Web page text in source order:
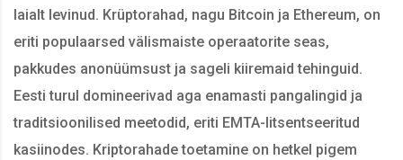
laialt levinud. Krüptorahad, nagu Bitcoin ja Ethereum, on
eriti populaarsed välismaiste operaatorite seas,
pakkudes anonüümsust ja sageli kiiremaid tehinguid.
Eesti turul domineerivad aga enamasti pangalingid ja
traditsioonilised meetodid, eriti EMTA-litsentseeritud
kasiinodes. Kriptorahade toetamine on hetkel pigem